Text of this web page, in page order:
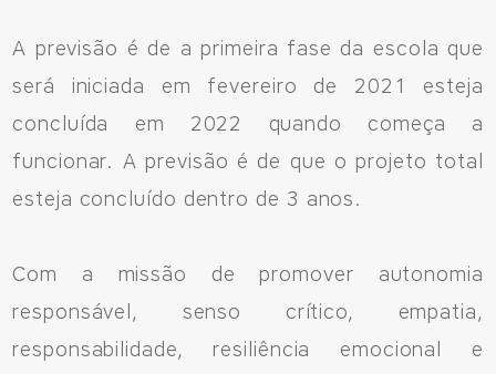
A previsão é de a primeira fase da escola que
será iniciada em fevereiro de 2021 esteja
concluída em 2022 quando começa a
funcionar. A previsão é de que o projeto total
esteja concluído dentro de 3 anos.
Com a missão de promover autonomia
responsável, senso crítico, empatia,
responsabilidade, resiliência emocional e